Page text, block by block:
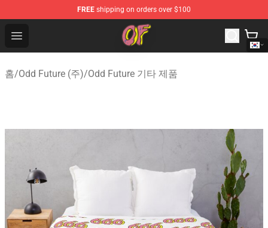
FREE shipping on orders over $100
Open menu
Odd Future Shop - Official Odd Future Merchandise Store
홈/Odd Future (주)/Odd Future 기타 제품